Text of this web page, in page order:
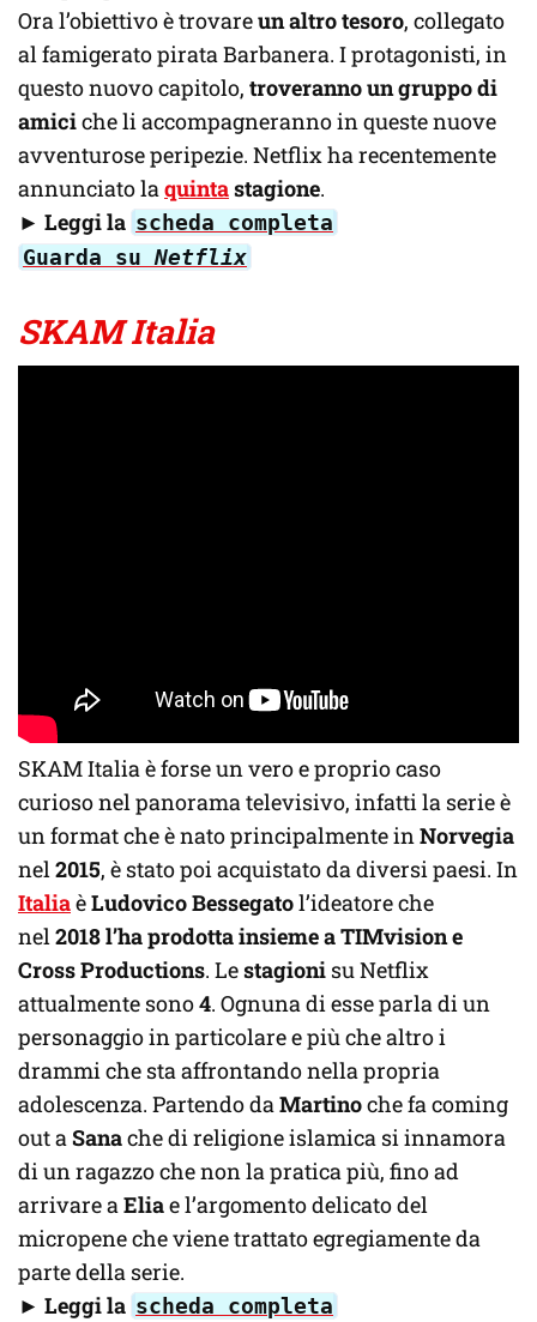
Ora l’obiettivo è trovareun altro tesoro, collegato
al famigerato pirata Barbanera. I protagonisti, in
questo nuovo capitolo, troveranno un gruppo di
amiciche li accompagneranno in queste nuove
avventurose peripezie. Netflix ha recentemente
annunciato laquintastagione.
► Leggi la scheda completa
Guarda suNetflix
SKAM Italia
SKAM Italia è forse un vero e proprio caso
curioso nel panorama televisivo, infatti la serie è
unformat che è nato principalmente inNorvegia
nel2015, è stato poi acquistato da diversi paesi. In
ItaliaèLudovico Bessegatol’ideatore che
nel2018 l’ha prodotta insieme a TIMvision e
Cross Productions. Lestagioni su Netflix
attualmente sono4. Ognuna di esse parla di un
personaggio in particolare e più che altro i
drammi che sta affrontando nella propria
adolescenza. Partendo daMartinoche fa coming
out aSanache di religione islamica si innamora
di un ragazzo che non la pratica più, fino ad
arrivare aEliae l’argomento delicato del
micropene che viene trattato egregiamente da
parte della serie.
► Leggi la scheda completa